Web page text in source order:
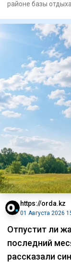
районе базы
https://orda.kz
01 Августа 2026
Отпустит ли
последний
рассказали